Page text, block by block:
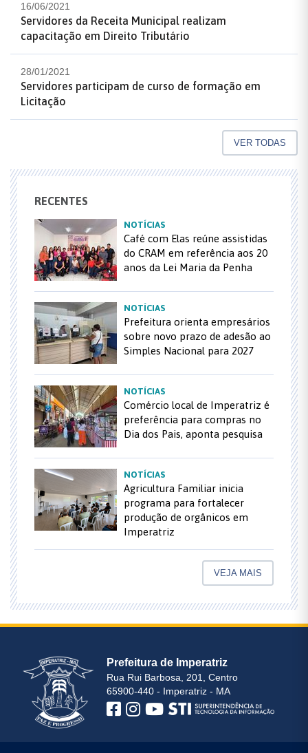
16/06/2021
Servidores da Receita Municipal realizam
capacitação em Direito Tributário
28/01/2021
Servidores participam de curso de formação em
Licitação
VER TODAS
RECENTES
NOTÍCIAS
Café com Elas reúne assistidas
do CRAM em referência aos 20
anos da Lei Maria da Penha
NOTÍCIAS
Prefeitura orienta empresários
sobre novo prazo de adesão ao
Simples Nacional para 2027
NOTÍCIAS
Comércio local de Imperatriz é
preferência para compras no
Dia dos Pais, aponta pesquisa
NOTÍCIAS
Agricultura Familiar inicia
programa para fortalecer
produção de orgânicos em
Imperatriz
VEJA MAIS
Prefeitura de Imperatriz
Rua Rui Barbosa, 201, Centro
65900-440 - Imperatriz - MA